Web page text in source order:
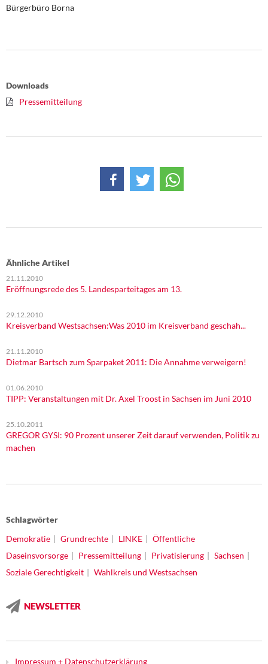
Bürgerbüro Borna
Downloads
Pressemitteilung
Ähnliche Artikel
21.11.2010
Eröffnungsrede des 5. Landesparteitages am 13.
29.12.2010
Kreisverband Westsachsen:Was 2010 im Kreisverband geschah...
21.11.2010
Dietmar Bartsch zum Sparpaket 2011: Die Annahme verweigern!
01.06.2010
TIPP: Veranstaltungen mit Dr. Axel Troost in Sachsen im Juni 2010
25.10.2011
GREGOR GYSI: 90 Prozent unserer Zeit darauf verwenden, Politik zu
machen
Schlagwörter
Demokratie
Grundrechte LINKE
Öffentliche
Daseinsvorsorge
Pressemitteilung Privatisierung
Sachsen
Soziale Gerechtigkeit
Wahlkreis und Westsachsen
NEWSLETTER
Impressum + Datenschutzerklärung